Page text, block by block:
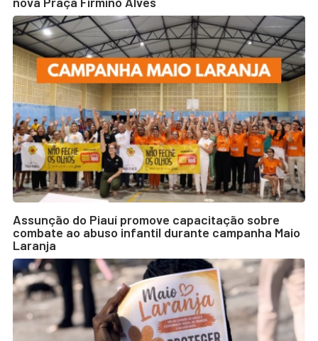
Assunção do Piauí promove capacitação sobre
combate ao abuso infantil durante campanha Maio
Laranja